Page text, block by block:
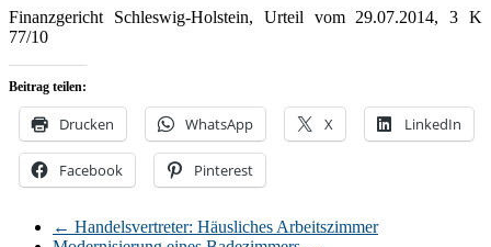
Finanzgericht Schleswig-Holstein, Urteil vom 29.07.2014, 3 K
77/10
Beitrag teilen:
Drucken WhatsApp X LinkedIn
Facebook Pinterest
← Handelsvertreter: Häusliches Arbeitszimmer